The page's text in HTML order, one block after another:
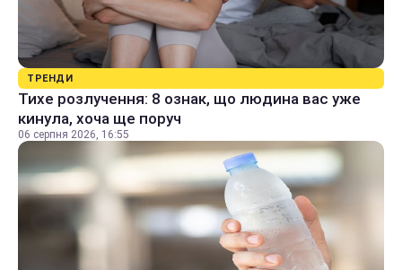
ТРЕНДИ
Тихе розлучення: 8 ознак, що людина вас уже
кинула, хоча ще поруч
06 серпня 2026, 16:55